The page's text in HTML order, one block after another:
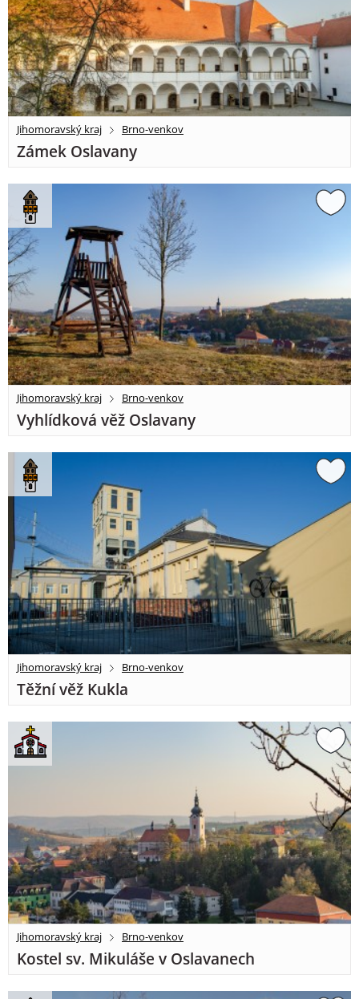
Jihomoravský kraj Brno-venkov
Zámek Oslavany
Jihomoravský kraj Brno-venkov
Vyhlídková věž Oslavany
Jihomoravský kraj Brno-venkov
Těžní věž Kukla
Jihomoravský kraj Brno-venkov
Kostel sv. Mikuláše v Oslavanech